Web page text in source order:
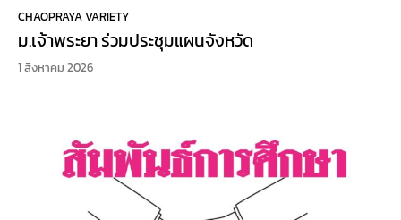
CHAOPRAYA VARIETY
ม.เจ้าพระยา ร่วมประชุมแผนจังหวัด
1 สิงหาคม 2026